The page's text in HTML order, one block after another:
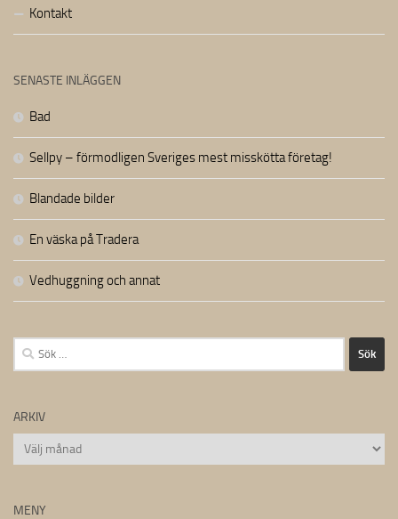
Kontakt
SENASTE INLÄGGEN
Bad
Sellpy – förmodligen Sveriges mest misskötta företag!
Blandade bilder
En väska på Tradera
Vedhuggning och annat
Sök
efter:
ARKIV
Arkiv
MENY